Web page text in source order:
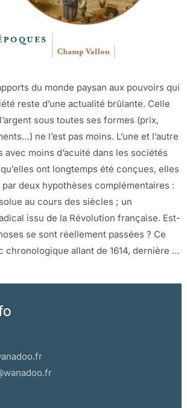
du monde paysan aux pouvoirs qui
reste d’une actualité brûlante. Celle
sous toutes ses formes (prix,
ne l’est pas moins. L’une et l’autre
avec moins d’acuité dans les sociétés
ont longtemps été conçues, elles
deux hypothèses complémentaires :
au cours des siècles ; un
issu de la Révolution française. Est-
se sont réellement passées ? Ce
chronologique allant de 1614, dernière …